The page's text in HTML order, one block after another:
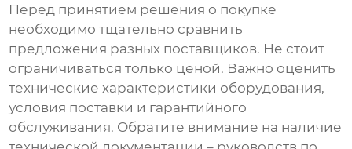
Перед принятием решения о покупке
необходимо тщательно сравнить
предложения разных поставщиков. Не стоит
ограничиваться только ценой. Важно оценить
технические характеристики оборудования,
условия поставки и гарантийного
обслуживания. Обратите внимание на наличие